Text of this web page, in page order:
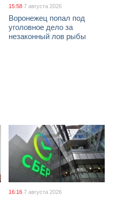
15:58 7 августа 2026
Воронежец попал под
уголовное дело за
незаконный лов рыбы
16:16 7 августа 2026